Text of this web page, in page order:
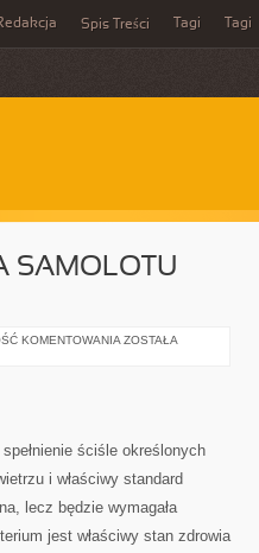
Redakcja Spis Treści Tagi Tagi
SAMOLOTU
KOMENTOWANIA CZY
ZOSTAŁA
ściśle określonych
i właściwy standard
lecz będzie wymagała
jest właściwy stan zdrowia